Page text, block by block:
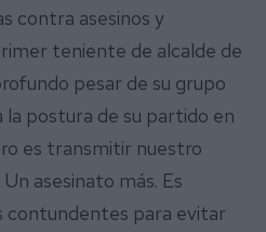
contra asesinos y
teniente de alcalde de
pesar de su grupo
postura de su partido en
es transmitir nuestro
asesinato más. Es
contundentes para evitar